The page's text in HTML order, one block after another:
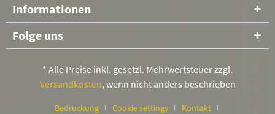
Informationen
Folge uns
* Alle Preise inkl. gesetzl. Mehrwertsteuer zzgl.
Versandkosten, wenn nicht anders beschrieben
Bedruckung Cookie settings
Kontakt